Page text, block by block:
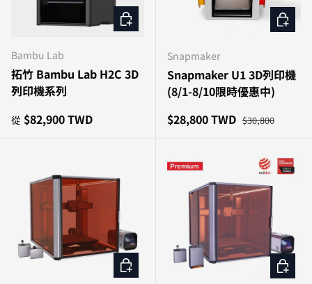
Bambu Lab
拓竹 Bambu Lab H2C 3D
列印機系列
原價
從 $82,900 TWD
選擇選項
Snapmaker
Snapmaker U1 3D列印機
(8/1-8/10限時優惠中)
特價
$28,800 TWD 原價
$30,800
加入購
加入購物車 加入購